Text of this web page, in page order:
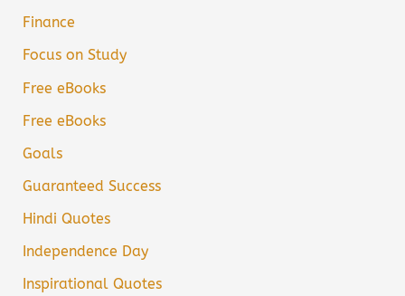
Finance
Focus on Study
Free eBooks
Free eBooks
Goals
Guaranteed Success
Hindi Quotes
Independence Day
Inspirational Quotes